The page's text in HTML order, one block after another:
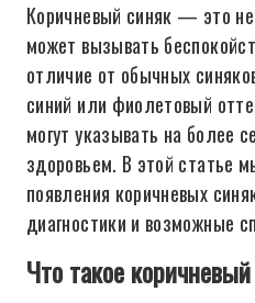
Коричневый синяк — это
может вызывать
отличие от обычных
синий или фиолетовый
могут указывать на более
здоровьем. В этой статье
появления коричневых
диагностики и возможные
Что такое